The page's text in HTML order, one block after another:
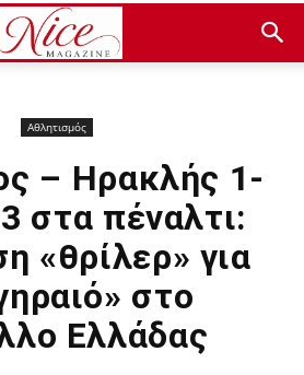
Αθλητισμός
– Ηρακλής 1-
στα πέναλτι:
«θρίλερ» για
στο
Ελλάδας